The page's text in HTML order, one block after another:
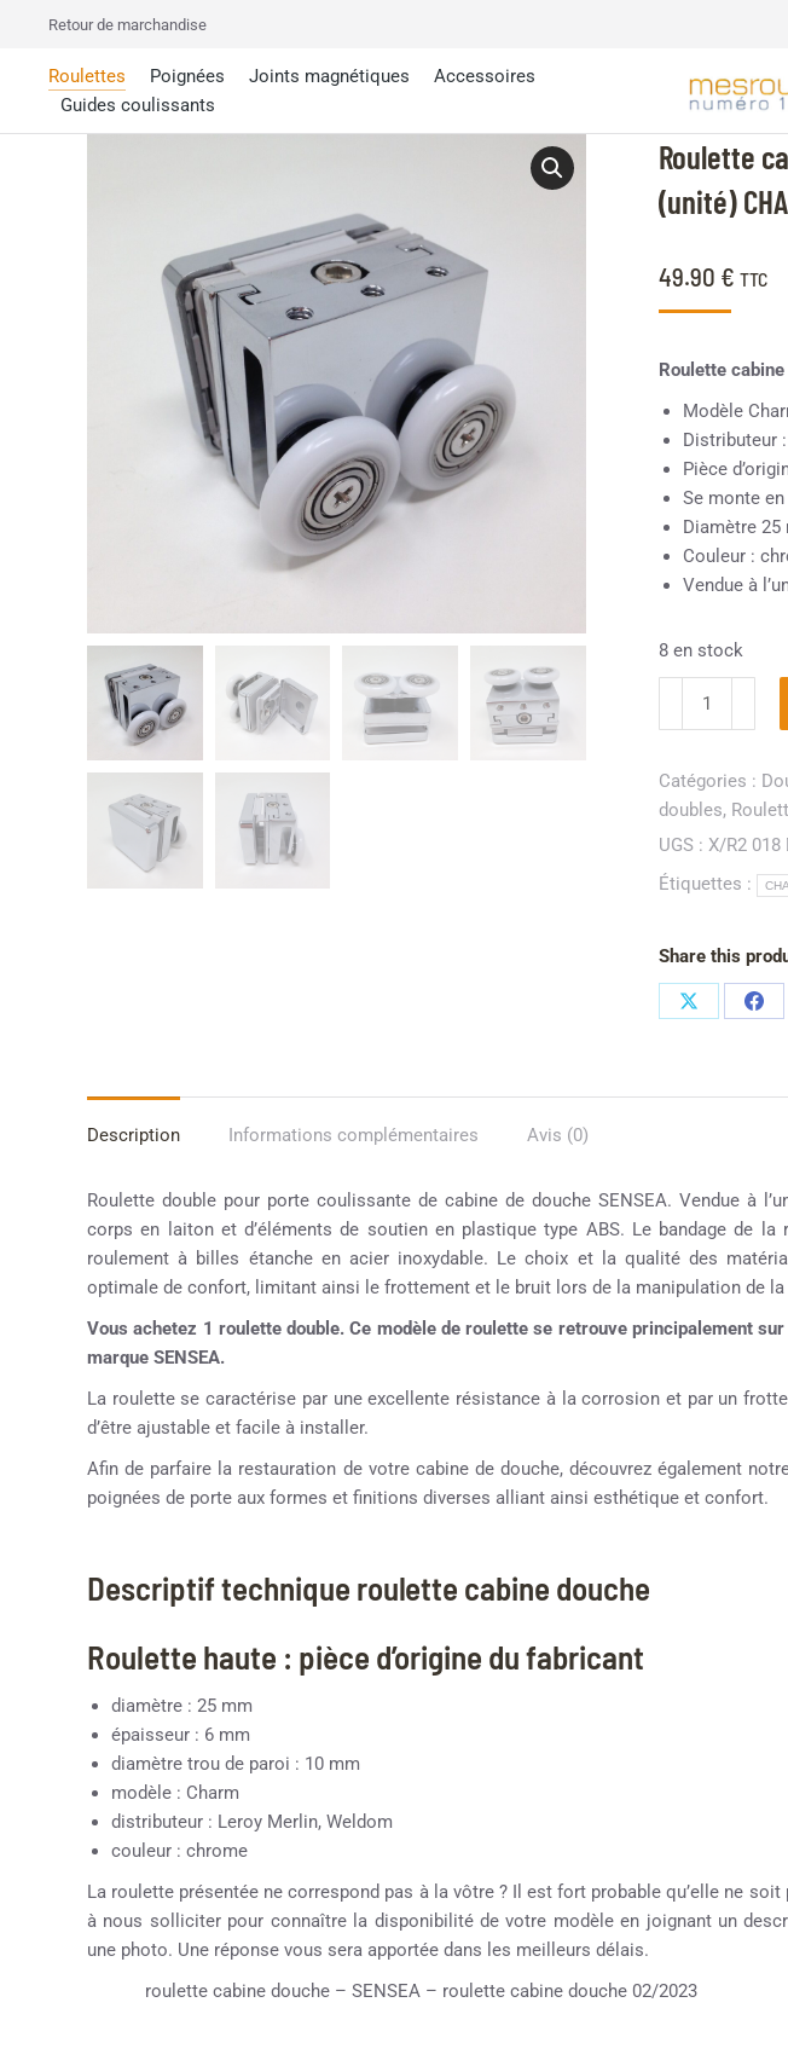
Retour de marchandise
Roulettes Poignées Joints magnétiques
Accessoires
Guides coulissants
Roulette
(unité)
49.90 € TTC
Roulette
Modèle
Distributeur
Pièce
Se monte
Diamètre 25
Couleur :
Vendue à
8 en stock
Catégories :
doubles,
UGS : X/R2 018
Étiquettes :
Share this
Description Informations complémentaires Avis (0)
Roulette double pour porte coulissante de cabine de douche SENSEA. Vendue à
corps en laiton et d’éléments de soutien en plastique type ABS. Le bandage de
roulement à billes étanche en acier inoxydable. Le choix et la qualité des
optimale de confort, limitant ainsi le frottement et le bruit lors de la manipulation de la
Vous achetez 1 roulette double. Ce modèle de roulette se retrouve principalement
marque SENSEA.
La roulette se caractérise par une excellente résistance à la corrosion et par un
d’être ajustable et facile à installer.
Afin de parfaire la restauration de votre cabine de douche, découvrez également
poignées de porte aux formes et finitions diverses alliant ainsi esthétique et confort.
Descriptif technique roulette cabine douche
Roulette haute : pièce d’origine du fabricant
diamètre : 25 mm
épaisseur : 6 mm
diamètre trou de paroi : 10 mm
modèle : Charm
distributeur : Leroy Merlin, Weldom
couleur : chrome
La roulette présentée ne correspond pas à la vôtre ? Il est fort probable qu’elle ne soit
à nous solliciter pour connaître la disponibilité de votre modèle en joignant un
une photo. Une réponse vous sera apportée dans les meilleurs délais.
roulette cabine douche – SENSEA – roulette cabine douche 02/2023